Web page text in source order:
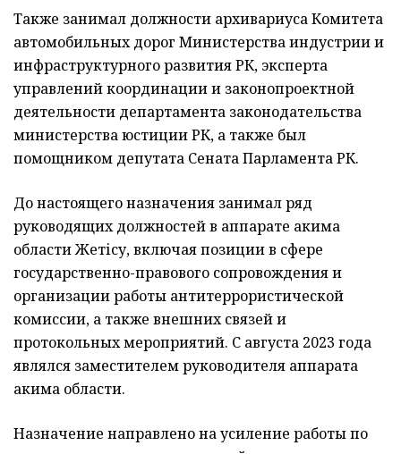
Также занимал должности архивариуса Комитета
автомобильных дорог Министерства индустрии и
инфраструктурного развития РК, эксперта
управлений координации и законопроектной
деятельности департамента законодательства
министерства юстиции РК, а также был
помощником депутата Сената Парламента РК.
До настоящего назначения занимал ряд
руководящих должностей в аппарате акима
области Жетісу, включая позиции в сфере
государственно-правового сопровождения и
организации работы антитеррористической
комиссии, а также внешних связей и
протокольных мероприятий. С августа 2023 года
являлся заместителем руководителя аппарата
акима области.
Назначение направлено на усиление работы по